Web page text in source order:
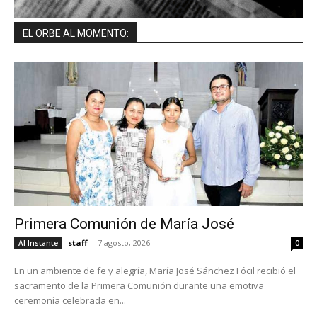
EL ORBE AL MOMENTO:
Primera Comunión de María José
Al Instante staff - 7 agosto, 2026 0
En un ambiente de fe y alegría, María José Sánchez Fócil recibió el
sacramento de la Primera Comunión durante una emotiva
ceremonia celebrada en...